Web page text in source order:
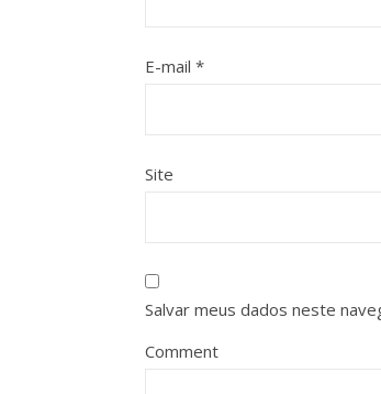
E-mail *
Site
Salvar meus dados neste
Comment